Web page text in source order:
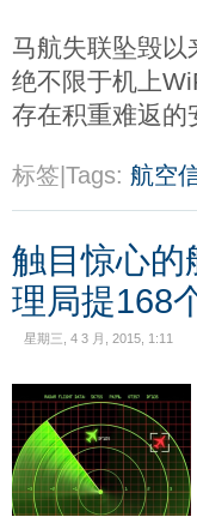
马航失联坠毁
绝不限于机上
存在积重难返的
标签|Tags: 航空
触目惊心的
理局提168
星期三, 4 3 月, 2015, 1:11